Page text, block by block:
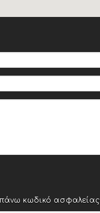
κωδικό ασφαλείας